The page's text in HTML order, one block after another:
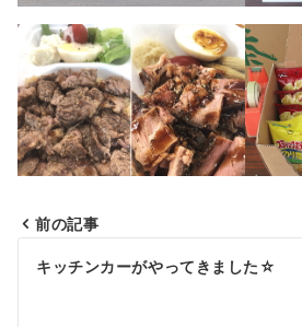
前の記事
キッチンカーがやってきました☆